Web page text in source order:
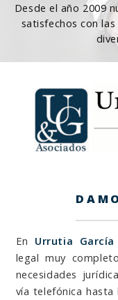
Desde el año 2009
satisfechos con
En Urrutia
legal muy
necesidades
vía telefónica hasta